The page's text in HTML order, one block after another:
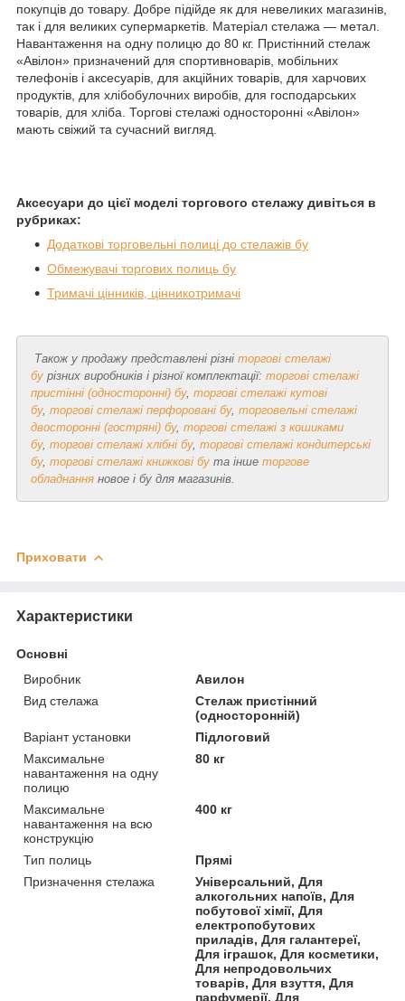
покупців до товару. Добре підійде як для невеликих магазинів,
так і для великих супермаркетів. Матеріал стелажа — метал.
Навантаження на одну полицю до 80 кг. Пристінний стелаж
«Авілон» призначений для спортивноварів, мобільних
телефонів і аксесуарів, для акційних товарів, для харчових
продуктів, для хлібобулочних виробів, для господарських
товарів, для хліба. Торгові стелажі односторонні «Авілон»
мають свіжий та сучасний вигляд.
Аксесуари до цієї моделі торгового стелажу дивіться в
рубриках:
Додаткові торговельні полиці до стелажів бу
Обмежувачі торгових полиць бу
Тримачі цінників, цінникотримачі
Також у продажу представлені різні торгові стелажі
бу різних виробників і різної комплектації: торгові стелажі
пристінні (односторонні) бу, торгові стелажі кутові
бу, торгові стелажі перфоровані бу, торговельні стелажі
двосторонні (гостряні) бу, торгові стелажі з кошиками
бу, торгові стелажі хлібні бу, торгові стелажі кондитерські
бу, торгові стелажі книжкові бу та інше торгове
обладнання новое і бу для магазинів.
Приховати
Характеристики
Основні
Виробник
Авилон
Вид стелажа
Стелаж пристінний
(односторонній)
Варіант установки
Підлоговий
Максимальне
навантаження на одну
полицю
80 кг
Максимальне
навантаження на всю
конструкцію
400 кг
Тип полиць
Прямі
Призначення стелажа
Універсальний, Для
алкогольних напоїв, Для
побутової хімії, Для
електропобутових
приладів, Для галантереї,
Для іграшок, Для косметики,
Для непродовольчих
товарів, Для взуття, Для
парфумерії, Для